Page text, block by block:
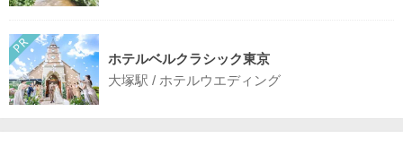
ホテルベルクラシック東京
大塚駅 / ホテルウエディング